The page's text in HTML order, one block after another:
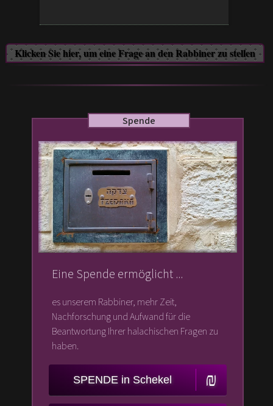
Klicken Sie hier, um eine Frage an den Rabbiner zu stellen
Nachname*:
E-mail*:
Veröffentlichen Alias verwenden
Veröffentlichen unter:
Frage:
Spende
Eine Spende ermöglicht ...
es unserem Rabbiner, mehr Zeit,
Nachforschung und Aufwand für die
Beantwortung Ihrer halachischen Fragen zu
haben.
SPENDE in Schekel